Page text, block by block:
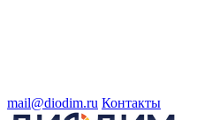
mail@diodim.ru Контакты